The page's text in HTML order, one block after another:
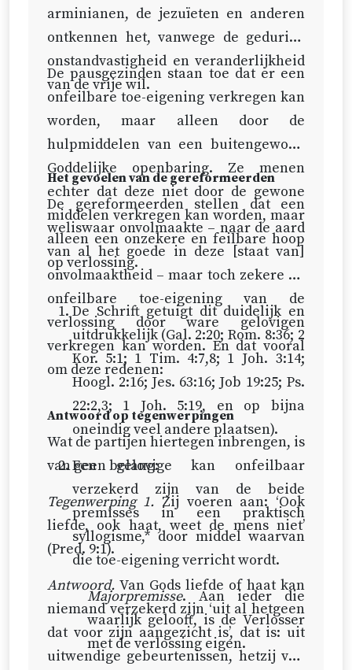
arminianen, de jezuïeten en anderen
ontkennen het, vanwege de gedurige
onstandvastigheid en veranderlijkheid
van de vrije wil.
De pausgezinden staan toe dat er een
onfeilbare toe-eigening verkregen kan
worden, maar alleen door de
hulpmiddelen van een buitengewone
Goddelijke openbaring. Ze menen
echter dat deze niet door de gewone
middelen verkregen kan worden, maar
alleen een onzekere en feilbare hoop
op verlossing.
Het gevoelen van de gereformeerden
De gereformeerden stellen dat een
weliswaar onvolmaakte – naar de aard
van al het goede in deze [staat van]
onvolmaaktheid – maar toch zekere en
onfeilbare toe-eigening van de
verlossing door ware gelovigen
verkregen kan worden. En dat vooral
om deze redenen:
De Schrift getuigt dit duidelijk en
uitdrukkelijk (Gal. 2:20; Rom. 8:36; 2
Kor. 5:1; 1 Tim. 4:7,8; 1 Joh. 3:14;
Hoogl. 2:16; Jes. 63:16; Job 19:25; Ps.
22:2,3; 1 Joh. 5:19, en op bijna
oneindig veel andere plaatsen).
Een gelovige kan onfeilbaar
verzekerd zijn van de beide
premisses in een praktisch
syllogisme,* door middel waarvan
die toe-eigening verricht wordt.
Majorpremisse. Aan ieder die
waarlijk gelooft, is de Verlosser
met de verlossing eigen.
Antwoord op tegenwerpingen
Wat de partijen hiertegen inbrengen, is
van geen belang:
Tegenwerping 1. Zij voeren aan: ‘Ook
liefde, ook haat, weet de mens niet’
(Pred. 9:1).
Antwoord. Van Gods liefde of haat kan
niemand verzekerd zijn ‘uit al hetgeen
dat voor zijn aangezicht is’, dat is: uit
uitwendige gebeurtenissen, hetzij van